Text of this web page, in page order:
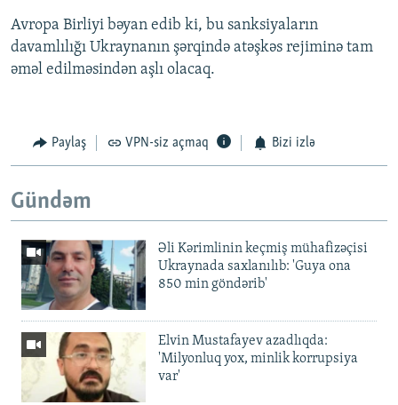
Avropa Birliyi bəyan edib ki, bu sanksiyaların
davamlılığı Ukraynanın şərqində atəşkəs rejiminə tam
əməl edilməsindən aşlı olacaq.
Paylaş VPN-siz açmaq Bizi izlə
Gündəm
Əli Kərimlinin keçmiş mühafizəçisi
Ukraynada saxlanılıb: 'Guya ona
850 min göndərib'
Elvin Mustafayev azadlıqda:
'Milyonluq yox, minlik korrupsiya
var'